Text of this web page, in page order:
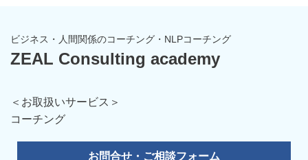
ビジネス・人間関係のコーチング・NLPコーチング
ZEAL Consulting academy
＜お取扱いサービス＞
コーチング
お問合せ・ご相談フォーム